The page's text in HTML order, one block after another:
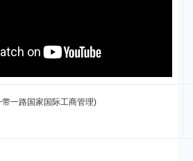
一路国家国际工商管理)